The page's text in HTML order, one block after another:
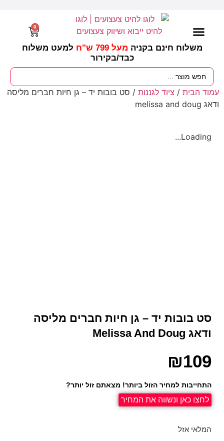
משלוח חינם בקניה מעל 799 ש"ח
למעט משלוח
כבד/בקירור
0
עמוד הבית / ציוד לגננות / סט בובות יד – גן חיות חברים מליסה
ודאג melissa and doug
Loading...
סט בובות יד – גן חיות חברים מליסה
ודאג Melissa And Doug
₪109
התחייבות למחיר הזול ביותר! מצאתם זול יותר?
לחצו כאן ונשווה את המחיר
המלאי אזל